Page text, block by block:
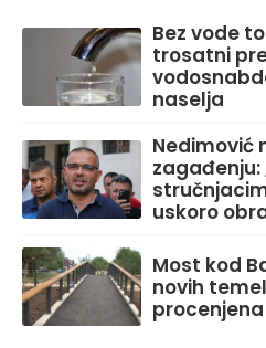
Bez vode
trosatni
naselja
Nedimović
zagađenju:
uskoro
Most kod
novih